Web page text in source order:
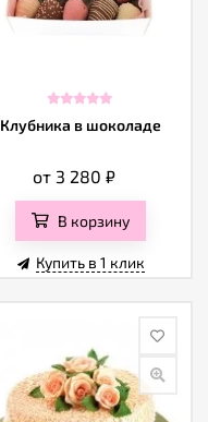
Клубника в шоколаде
от 3 280₽
В корзину
Купить в 1 клик